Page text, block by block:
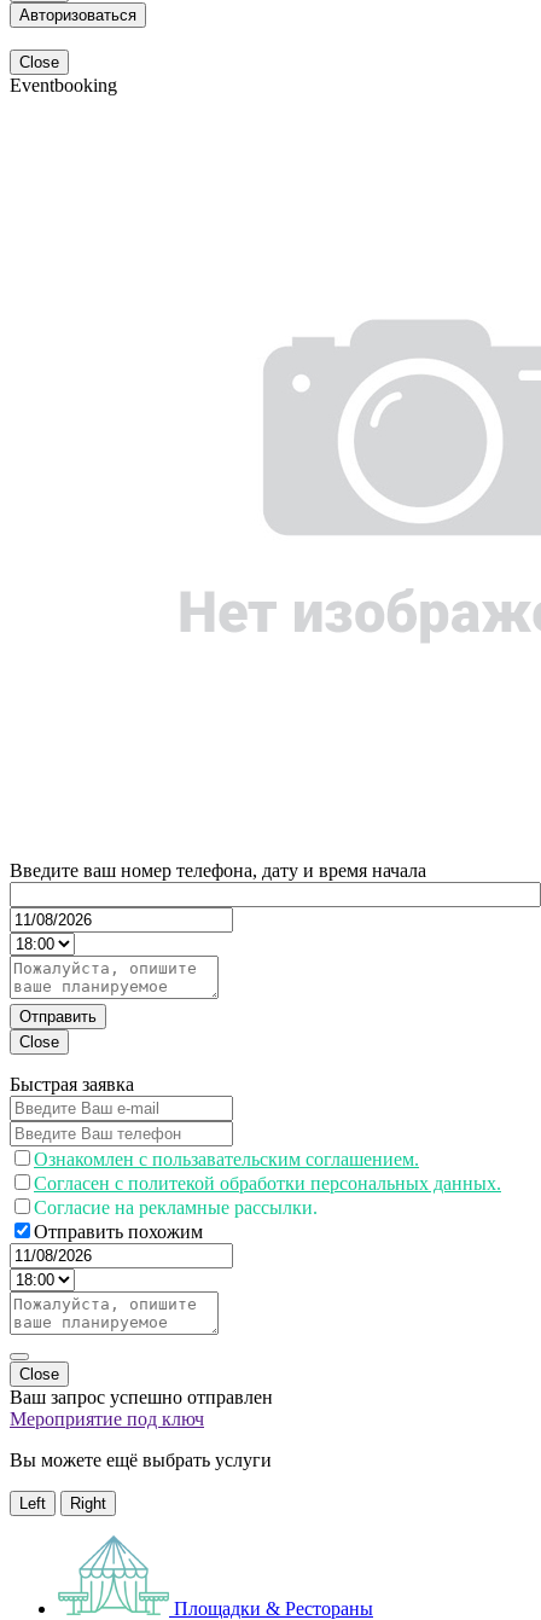
Авторизоваться
Close
Eventbooking
Введите ваш номер телефона, дату и время начала
Отправить
Close
Быстрая заявка
Ознакомлен с пользавательским соглашением.
Согласен с политекой обработки персональных данных.
Согласие на рекламные рассылки.
Отправить похожим
Close
Ваш запрос успешно отправлен
Мероприятие под ключ
Вы можете ещё выбрать услуги
Left Right
Площадки & Рестораны